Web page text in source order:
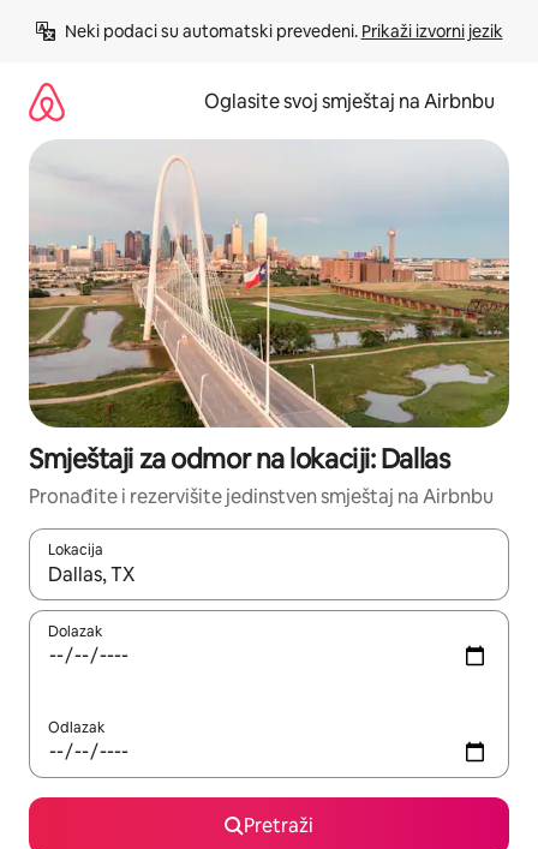
Neki podaci su automatski prevedeni. Prikaži izvorni jezik
Oglasite svoj smještaj na Airbnbu
Smještaji za odmor na lokaciji: Dallas
Pronađite i rezervišite jedinstven smještaj na Airbnbu
Lokacija
Kad rezultati budu dostupni, krećite se gore i dolje pomoću
Dolazak
Odlazak
Pretraži